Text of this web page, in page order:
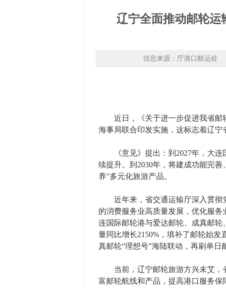
辽宁全面推动邮轮运
信息来源：厅港口航运处
近日，《关于进一步促进我省邮
海事局联合印发实施，这标志着辽宁
《意见》提出：到2027年，大连
续提升。到2030年，将建成功能完
养”多元化旅游产品。
近年来，省交通运输厅深入贯彻
的消费服务业高质量发展，优化服
连国际邮轮港与爱达邮轮、成真邮
量同比增长2150%，填补了邮轮始
真邮轮“理想号”海陆联动，再刷单日
当前，辽宁邮轮旅游方兴未艾，
富邮轮航线和产品，提高港口服务